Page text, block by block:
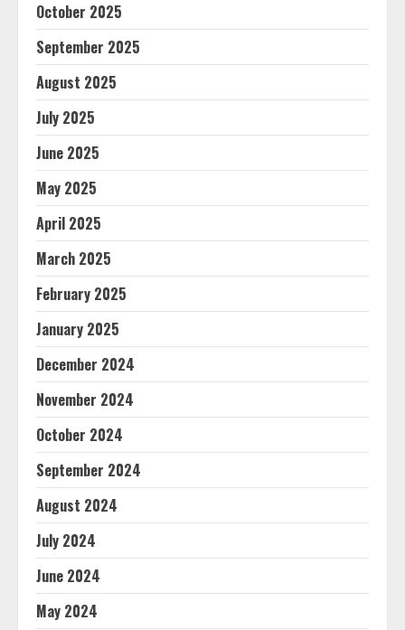
October 2025
September 2025
August 2025
July 2025
June 2025
May 2025
April 2025
March 2025
February 2025
January 2025
December 2024
November 2024
October 2024
September 2024
August 2024
July 2024
June 2024
May 2024